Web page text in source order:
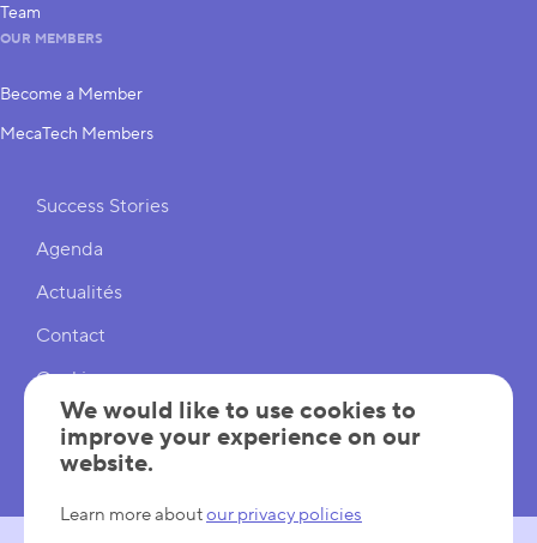
Team
OUR MEMBERS
Become a Member
MecaTech Members
Shortcuts
Success Stories
Agenda
Actualités
Contact
Cookies
Cookies Settings
Mentions légales
We would like to use cookies to
improve your experience on our
website.
Learn more aboutour privacy policies